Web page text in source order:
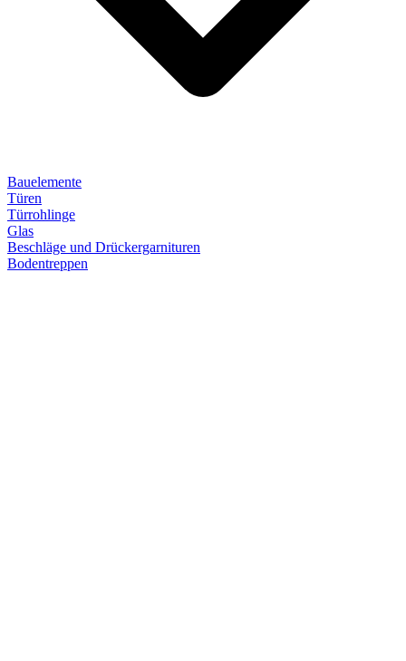
Bauelemente
Türen
Türrohlinge
Glas
Beschläge und Drückergarnituren
Bodentreppen